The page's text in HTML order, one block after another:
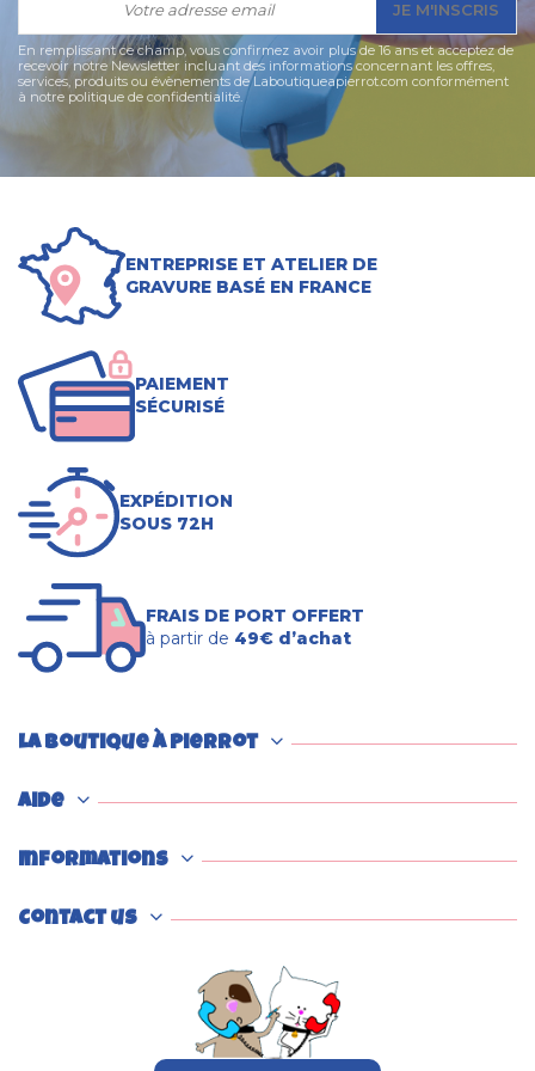
JE M'INSCRIS
En remplissant ce champ, vous confirmez avoir plus de 16 ans et acceptez de
recevoir notre Newsletter incluant des informations concernant les offres,
services, produits ou évènements de Laboutiqueapierrot.com conformément
à notre politique de confidentialité.
ENTREPRISE ET ATELIER DE
GRAVURE BASÉ EN FRANCE
PAIEMENT
SÉCURISÉ
EXPÉDITION
SOUS 72H
FRAIS DE PORT OFFERT
à partir de 49€ d’achat
La boutique à Pierrot
Aide
Informations
Contact us